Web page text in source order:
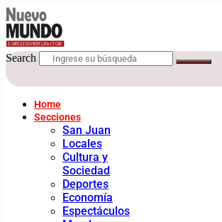
Search
Home
Secciones
San Juan
Locales
Cultura y
Sociedad
Deportes
Economía
Espectáculos